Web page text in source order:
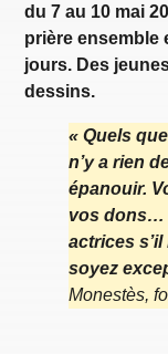
du 7 au 10 mai
prière ensemble
jours. Des
dessins.
« Quels
n’y a rien
épanouir.
vos dons…
actrices
soyez
Monestès,